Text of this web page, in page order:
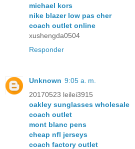
michael kors
nike blazer low pas cher
coach outlet online
xushengda0504
Responder
Unknown 9:05 a. m.
20170523 leilei3915
oakley sunglasses wholesale
coach outlet
mont blanc pens
cheap nfl jerseys
coach factory outlet